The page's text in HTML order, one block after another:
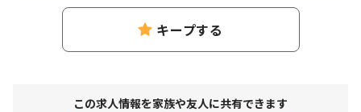
キープする
この求人情報を家族や友人に共有できます